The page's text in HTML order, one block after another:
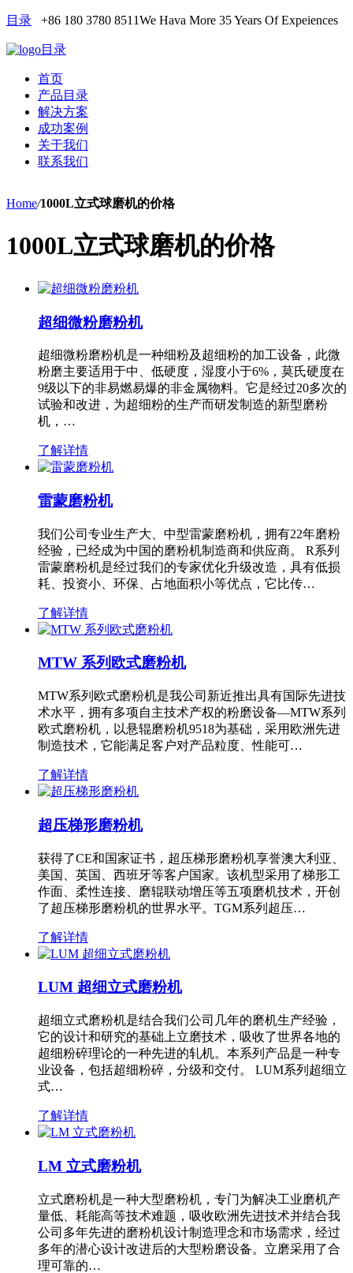
目录 +86 180 3780 8511We Hava More 35 Years Of Expeiences
目录
首页
产品目录
解决方案
成功案例
关于我们
联系我们
Home/1000L立式球磨机的价格
1000L立式球磨机的价格
超细微粉磨粉机
超细微粉磨粉机是一种细粉及超细粉的加工设备，此微
粉磨主要适用于中、低硬度，湿度小于6%，莫氏硬度在
9级以下的非易燃易爆的非金属物料。它是经过20多次的
试验和改进，为超细粉的生产而研发制造的新型磨粉
机，…
了解详情
雷蒙磨粉机
我们公司专业生产大、中型雷蒙磨粉机，拥有22年磨粉
经验，已经成为中国的磨粉机制造商和供应商。 R系列
雷蒙磨粉机是经过我们的专家优化升级改造，具有低损
耗、投资小、环保、占地面积小等优点，它比传…
了解详情
MTW 系列欧式磨粉机
MTW系列欧式磨粉机是我公司新近推出具有国际先进技
术水平，拥有多项自主技术产权的粉磨设备—MTW系列
欧式磨粉机，以悬辊磨粉机9518为基础，采用欧洲先进
制造技术，它能满足客户对产品粒度、性能可…
了解详情
超压梯形磨粉机
获得了CE和国家证书，超压梯形磨粉机享誉澳大利亚、
美国、英国、西班牙等客户国家。该机型采用了梯形工
作面、柔性连接、磨辊联动增压等五项磨机技术，开创
了超压梯形磨粉机的世界水平。TGM系列超压…
了解详情
LUM 超细立式磨粉机
超细立式磨粉机是结合我们公司几年的磨机生产经验，
它的设计和研究的基础上立磨技术，吸收了世界各地的
超细粉碎理论的一种先进的轧机。本系列产品是一种专
业设备，包括超细粉碎，分级和交付。 LUM系列超细立
式…
了解详情
LM 立式磨粉机
立式磨粉机是一种大型磨粉机，专门为解决工业磨机产
量低、耗能高等技术难题，吸收欧洲先进技术并结合我
公司多年先进的磨粉机设计制造理念和市场需求，经过
多年的潜心设计改进后的大型粉磨设备。立磨采用了合
理可靠的…